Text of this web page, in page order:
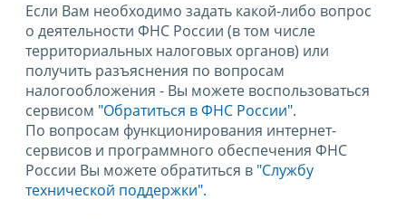
Если Вам необходимо задать какой-либо вопрос
о деятельности ФНС России (в том числе
территориальных налоговых органов) или
получить разъяснения по вопросам
налогообложения - Вы можете воспользоваться
сервисом "Обратиться в ФНС России".
По вопросам функционирования интернет-
сервисов и программного обеспечения ФНС
России Вы можете обратиться в "Службу
технической поддержки".